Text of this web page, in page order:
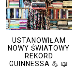
USTANOWIŁAM
NOWY ŚWIATOWY
REKORD
GUINNESSA 💪 📖